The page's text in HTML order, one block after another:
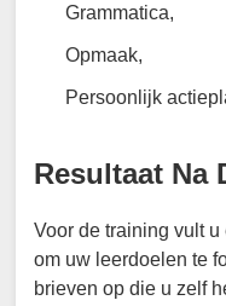
Grammatica,
Opmaak,
Persoonlijk
Resultaat Na
Voor de training vult
om uw leerdoelen te
brieven op die u zelf